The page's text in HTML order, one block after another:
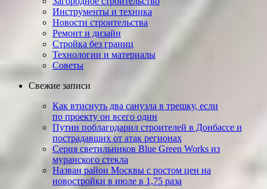
Инструменты и техника
Новости строительства
Ремонт и дизайн
Стройка без границ
Технологии и материалы
Советы
Свежие записи
Как втиснуть два санузла в трешку, если
по проекту он всего один
Путин поблагодарил строителей в Донбассе и
пострадавших от атак регионах
Серия светильников Blue Green Works из
муранского стекла
Назван район Москвы с ростом цен на
новостройки в июле в 1,75 раза